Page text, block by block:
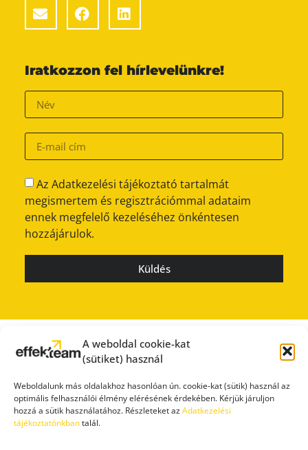
A weboldal cookie-kat
(sütiket) használ
Weboldalunk más oldalakhoz hasonlóan ún. cookie-kat (sütik) használ az
optimális felhasználói élmény elérésének érdekében. Kérjük járuljon
hozzá a sütik használatához. Részleteket azAdatkezelési
tájékoztatónkbantalál.
Iratkozzon fel hírlevelünkre!
Az Adatkezelési tájékoztató tartalmát
megismertem és regisztrációmmal adataim
ennek megfelelő kezeléséhez önkéntesen
hozzájárulok.
Küldés